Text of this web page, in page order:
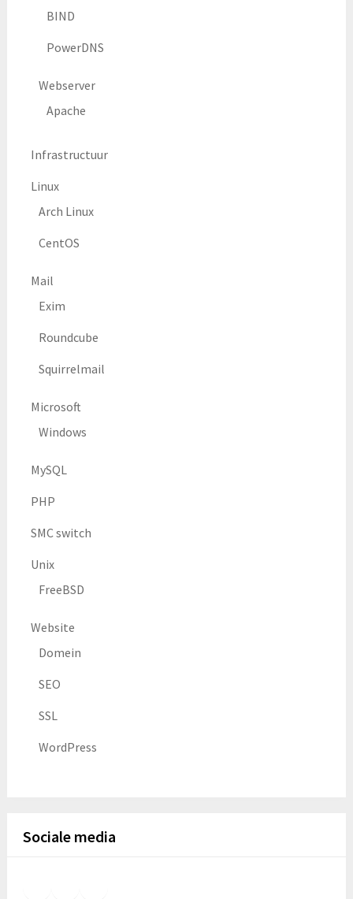
BIND
PowerDNS
Webserver
Apache
Infrastructuur
Linux
Arch Linux
CentOS
Mail
Exim
Roundcube
Squirrelmail
Microsoft
Windows
MySQL
PHP
SMC switch
Unix
FreeBSD
Website
Domein
SEO
SSL
WordPress
Sociale media